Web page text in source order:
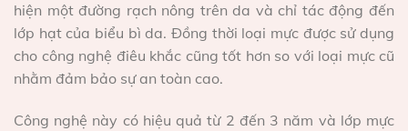
hiện một đường rạch nông trên da và chỉ tác động đến
lớp hạt của biểu bì da. Đồng thời loại mực được sử dụng
cho công nghệ điêu khắc cũng tốt hơn so với loại mực cũ
nhằm đảm bảo sự an toàn cao.
Công nghệ này có hiệu quả từ 2 đến 3 năm và lớp mực